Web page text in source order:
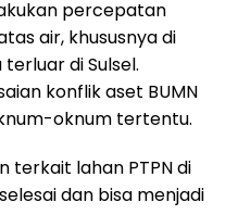
percepatan
air, khususnya di
di Sulsel.
konflik aset BUMN
oknum tertentu.
terkait lahan PTPN di
dan bisa menjadi